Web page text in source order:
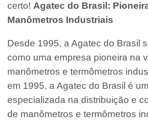
certo! Agatec do Brasil:
Manômetros Industriais
Desde 1995, a Agatec do Brasil
como uma empresa pioneira na
manômetros e termômetros
em 1995, a Agatec do Brasil é
especializada na distribuição e
de manômetros e termômetros